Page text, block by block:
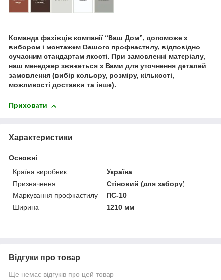
Команда фахівців компанії “Ваш Дом”, допоможе з
вибором і монтажем Вашого профнастилу, відповідно
сучасним стандартам якості. При замовленні матеріалу,
наш менеджер звяжеться з Вами для уточнення деталей
замовлення (вибір кольору, розміру, кількості,
можливості доставки та інше).
Приховати
Характеристики
Основні
Країна виробник
Україна
Призначення
Стіновий (для забору)
Маркування профнастилу
ПС-10
Ширина
1210 мм
Відгуки про товар
Ще немає відгуків про цей товар